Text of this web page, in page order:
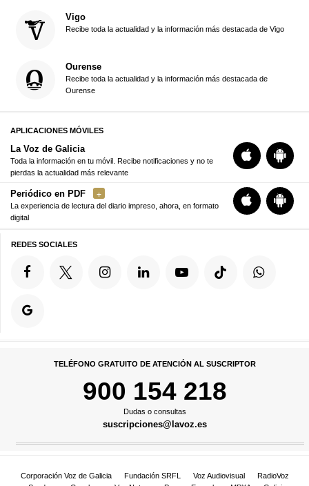
Vigo
Recibe toda la actualidad y la información más destacada de Vigo
Ourense
Recibe toda la actualidad y la información más destacada de
Ourense
APLICACIONES MÓVILES
La Voz de Galicia
Toda la información en tu móvil. Recibe notificaciones y no te
pierdas la actualidad más relevante
Periódico en PDF
La experiencia de lectura del diario impreso, ahora, en formato
digital
REDES SOCIALES
TELÉFONO GRATUITO DE ATENCIÓN AL SUSCRIPTOR
900 154 218
Dudas o consultas
suscripciones@lavoz.es
Corporación Voz de Galicia Fundación SRFL Voz Audiovisual
RadioVoz